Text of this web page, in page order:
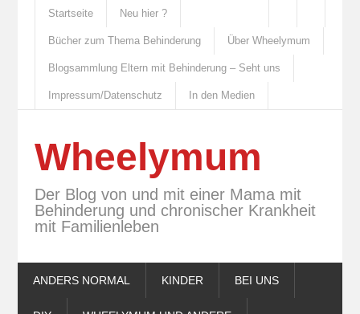
Startseite Neu hier ?
Bücher zum Thema Behinderung Über Wheelymum
Blogsammlung Eltern mit Behinderung – Seht uns
Impressum/Datenschutz In den Medien
Wheelymum
Der Blog von und mit einer Mama mit
Behinderung und chronischer Krankheit
mit Familienleben
ANDERS NORMAL KINDER BEI UNS